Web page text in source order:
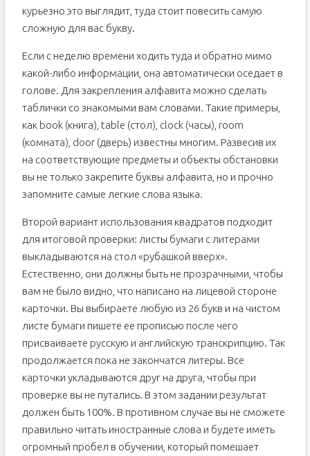
курьезно это выглядит, туда стоит повесить самую
сложную для вас букву.
Если с неделю времени ходить туда и обратно мимо
какой-либо информации, она автоматически оседает в
голове. Для закрепления алфавита можно сделать
таблички со знакомыми вам словами. Такие примеры,
как book (книга), table (стол), clock (часы), room
(комната), door (дверь) известны многим. Развесив их
на соответствующие предметы и объекты обстановки
вы не только закрепите буквы алфавита, но и прочно
запомните самые легкие слова языка.
Второй вариант использования квадратов подходит
для итоговой проверки: листы бумаги с литерами
выкладываются на стол «рубашкой вверх».
Естественно, они должны быть не прозрачными, чтобы
вам не было видно, что написано на лицевой стороне
карточки. Вы выбираете любую из 26 букв и на чистом
листе бумаги пишете ее прописью после чего
присваиваете русскую и английскую транскрипцию. Так
продолжается пока не закончатся литеры. Все
карточки укладываются друг на друга, чтобы при
проверке вы не путались. В этом задании результат
должен быть 100%. В противном случае вы не сможете
правильно читать иностранные слова и будете иметь
огромный пробел в обучении, который помешает